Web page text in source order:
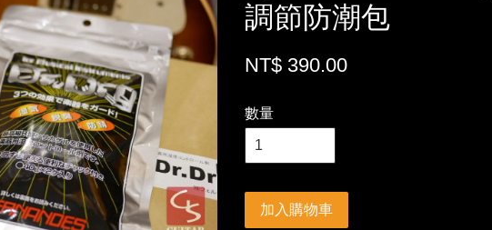
調節防潮包
NT$ 390.00
數量
加入購物車